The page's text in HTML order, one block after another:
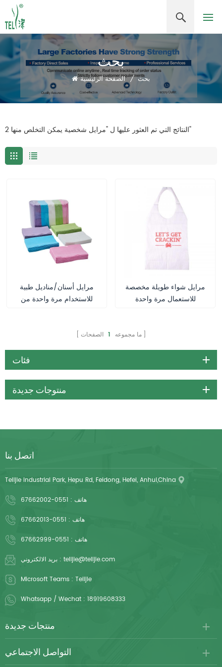
بحث
الصفحة الرئيسية / بحث
2 النتائج التي تم العثور عليها ل "مرايل شخصية يمكن التخلص منها"
مرايل أسنان/مناديل طبية
للاستخدام مرة واحدة من
غشاء البولي إيثيلين
مرايل شواء طويلة مخصصة
للاستعمال مرة واحدة
ما مجموعه 1 الصفحات
فئات
منتوجات جديدة
اتصل بنا
Telijie Industrial Park, Hepu Rd, Feidong, Hefei, Anhui,China
هاتف : 0551-67662002
هاتف : 0551-67662013
هاتف : 0551-67662999
بريد الالكتروني : telijie@telijie.com
Microsoft Teams : Telijie
Whatsapp / Wechat : 18919608333
منتجات جديدة
التواصل الاجتماعي